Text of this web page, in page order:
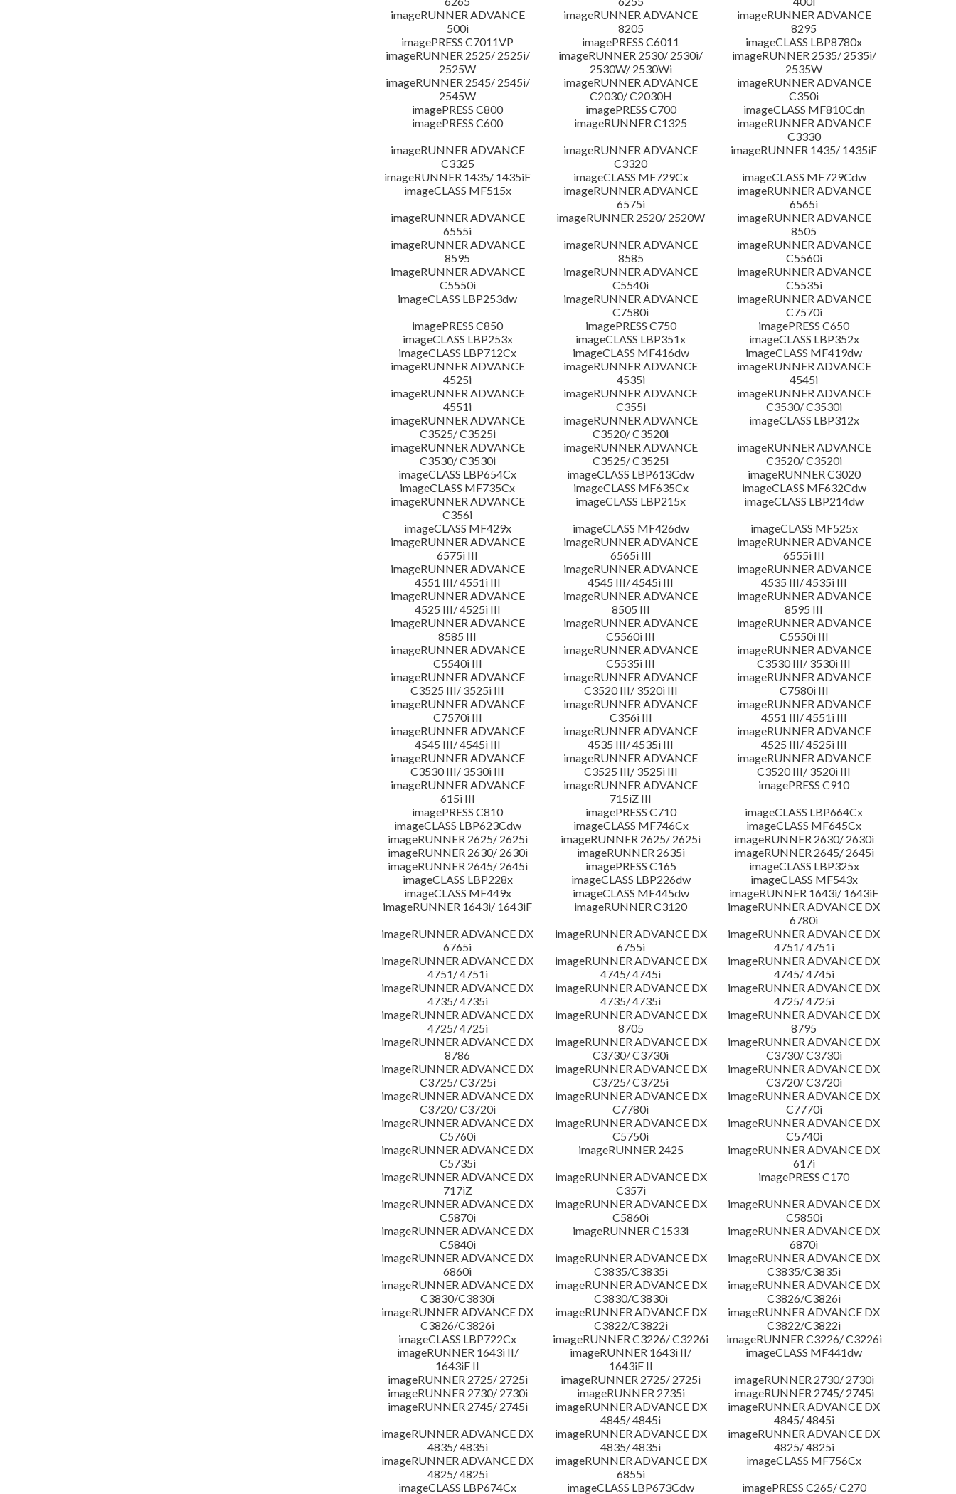
imageRUNNER ADVANCE
500i
imageRUNNER ADVANCE
8205
imageRUNNER ADVANCE
8295
imagePRESS C7011VP
imagePRESS C6011
imageCLASS LBP8780x
imageRUNNER 2525/ 2525i/
2525W
imageRUNNER 2530/ 2530i/
2530W/ 2530Wi
imageRUNNER 2535/ 2535i/
2535W
imageRUNNER 2545/ 2545i/
2545W
imageRUNNER ADVANCE
C2030/ C2030H
imageRUNNER ADVANCE
C350i
imagePRESS C800
imagePRESS C700
imageCLASS MF810Cdn
imagePRESS C600
imageRUNNER C1325
imageRUNNER ADVANCE
C3330
imageRUNNER ADVANCE
C3325
imageRUNNER ADVANCE
C3320
imageRUNNER 1435/ 1435iF
imageRUNNER 1435/ 1435iF
imageCLASS MF729Cx
imageCLASS MF729Cdw
imageCLASS MF515x
imageRUNNER ADVANCE
6575i
imageRUNNER ADVANCE
6565i
imageRUNNER ADVANCE
6555i
imageRUNNER 2520/ 2520W
imageRUNNER ADVANCE
8505
imageRUNNER ADVANCE
8595
imageRUNNER ADVANCE
8585
imageRUNNER ADVANCE
C5560i
imageRUNNER ADVANCE
C5550i
imageRUNNER ADVANCE
C5540i
imageRUNNER ADVANCE
C5535i
imageCLASS LBP253dw
imageRUNNER ADVANCE
C7580i
imageRUNNER ADVANCE
C7570i
imagePRESS C850
imagePRESS C750
imagePRESS C650
imageCLASS LBP253x
imageCLASS LBP351x
imageCLASS LBP352x
imageCLASS LBP712Cx
imageCLASS MF416dw
imageCLASS MF419dw
imageRUNNER ADVANCE
4525i
imageRUNNER ADVANCE
4535i
imageRUNNER ADVANCE
4545i
imageRUNNER ADVANCE
4551i
imageRUNNER ADVANCE
C355i
imageRUNNER ADVANCE
C3530/ C3530i
imageRUNNER ADVANCE
C3525/ C3525i
imageRUNNER ADVANCE
C3520/ C3520i
imageCLASS LBP312x
imageRUNNER ADVANCE
C3530/ C3530i
imageRUNNER ADVANCE
C3525/ C3525i
imageRUNNER ADVANCE
C3520/ C3520i
imageCLASS LBP654Cx
imageCLASS LBP613Cdw
imageRUNNER C3020
imageCLASS MF735Cx
imageCLASS MF635Cx
imageCLASS MF632Cdw
imageRUNNER ADVANCE
C356i
imageCLASS LBP215x
imageCLASS LBP214dw
imageCLASS MF429x
imageCLASS MF426dw
imageCLASS MF525x
imageRUNNER ADVANCE
6575i III
imageRUNNER ADVANCE
6565i III
imageRUNNER ADVANCE
6555i III
imageRUNNER ADVANCE
4551 III/ 4551i III
imageRUNNER ADVANCE
4545 III/ 4545i III
imageRUNNER ADVANCE
4535 III/ 4535i III
imageRUNNER ADVANCE
4525 III/ 4525i III
imageRUNNER ADVANCE
8505 III
imageRUNNER ADVANCE
8595 III
imageRUNNER ADVANCE
8585 III
imageRUNNER ADVANCE
C5560i III
imageRUNNER ADVANCE
C5550i III
imageRUNNER ADVANCE
C5540i III
imageRUNNER ADVANCE
C5535i III
imageRUNNER ADVANCE
C3530 III/ 3530i III
imageRUNNER ADVANCE
C3525 III/ 3525i III
imageRUNNER ADVANCE
C3520 III/ 3520i III
imageRUNNER ADVANCE
C7580i III
imageRUNNER ADVANCE
C7570i III
imageRUNNER ADVANCE
C356i III
imageRUNNER ADVANCE
4551 III/ 4551i III
imageRUNNER ADVANCE
4545 III/ 4545i III
imageRUNNER ADVANCE
4535 III/ 4535i III
imageRUNNER ADVANCE
4525 III/ 4525i III
imageRUNNER ADVANCE
C3530 III/ 3530i III
imageRUNNER ADVANCE
C3525 III/ 3525i III
imageRUNNER ADVANCE
C3520 III/ 3520i III
imageRUNNER ADVANCE
615i III
imageRUNNER ADVANCE
715iZ III
imagePRESS C910
imagePRESS C810
imagePRESS C710
imageCLASS LBP664Cx
imageCLASS LBP623Cdw
imageCLASS MF746Cx
imageCLASS MF645Cx
imageRUNNER 2625/ 2625i
imageRUNNER 2625/ 2625i
imageRUNNER 2630/ 2630i
imageRUNNER 2630/ 2630i
imageRUNNER 2635i
imageRUNNER 2645/ 2645i
imageRUNNER 2645/ 2645i
imagePRESS C165
imageCLASS LBP325x
imageCLASS LBP228x
imageCLASS LBP226dw
imageCLASS MF543x
imageCLASS MF449x
imageCLASS MF445dw
imageRUNNER 1643i/ 1643iF
imageRUNNER 1643i/ 1643iF
imageRUNNER C3120
imageRUNNER ADVANCE DX
6780i
imageRUNNER ADVANCE DX
6765i
imageRUNNER ADVANCE DX
6755i
imageRUNNER ADVANCE DX
4751/ 4751i
imageRUNNER ADVANCE DX
4751/ 4751i
imageRUNNER ADVANCE DX
4745/ 4745i
imageRUNNER ADVANCE DX
4745/ 4745i
imageRUNNER ADVANCE DX
4735/ 4735i
imageRUNNER ADVANCE DX
4735/ 4735i
imageRUNNER ADVANCE DX
4725/ 4725i
imageRUNNER ADVANCE DX
4725/ 4725i
imageRUNNER ADVANCE DX
8705
imageRUNNER ADVANCE DX
8795
imageRUNNER ADVANCE DX
8786
imageRUNNER ADVANCE DX
C3730/ C3730i
imageRUNNER ADVANCE DX
C3730/ C3730i
imageRUNNER ADVANCE DX
C3725/ C3725i
imageRUNNER ADVANCE DX
C3725/ C3725i
imageRUNNER ADVANCE DX
C3720/ C3720i
imageRUNNER ADVANCE DX
C3720/ C3720i
imageRUNNER ADVANCE DX
C7780i
imageRUNNER ADVANCE DX
C7770i
imageRUNNER ADVANCE DX
C5760i
imageRUNNER ADVANCE DX
C5750i
imageRUNNER ADVANCE DX
C5740i
imageRUNNER ADVANCE DX
C5735i
imageRUNNER 2425
imageRUNNER ADVANCE DX
617i
imageRUNNER ADVANCE DX
717iZ
imageRUNNER ADVANCE DX
C357i
imagePRESS C170
imageRUNNER ADVANCE DX
C5870i
imageRUNNER ADVANCE DX
C5860i
imageRUNNER ADVANCE DX
C5850i
imageRUNNER ADVANCE DX
C5840i
imageRUNNER C1533i
imageRUNNER ADVANCE DX
6870i
imageRUNNER ADVANCE DX
6860i
imageRUNNER ADVANCE DX
C3835/C3835i
imageRUNNER ADVANCE DX
C3835/C3835i
imageRUNNER ADVANCE DX
C3830/C3830i
imageRUNNER ADVANCE DX
C3830/C3830i
imageRUNNER ADVANCE DX
C3826/C3826i
imageRUNNER ADVANCE DX
C3826/C3826i
imageRUNNER ADVANCE DX
C3822/C3822i
imageRUNNER ADVANCE DX
C3822/C3822i
imageCLASS LBP722Cx
imageRUNNER C3226/ C3226i
imageRUNNER C3226/ C3226i
imageRUNNER 1643i II/
1643iF II
imageRUNNER 1643i II/
1643iF II
imageCLASS MF441dw
imageRUNNER 2725/ 2725i
imageRUNNER 2725/ 2725i
imageRUNNER 2730/ 2730i
imageRUNNER 2730/ 2730i
imageRUNNER 2735i
imageRUNNER 2745/ 2745i
imageRUNNER 2745/ 2745i
imageRUNNER ADVANCE DX
4845/ 4845i
imageRUNNER ADVANCE DX
4845/ 4845i
imageRUNNER ADVANCE DX
4835/ 4835i
imageRUNNER ADVANCE DX
4835/ 4835i
imageRUNNER ADVANCE DX
4825/ 4825i
imageRUNNER ADVANCE DX
4825/ 4825i
imageRUNNER ADVANCE DX
6855i
imageCLASS MF756Cx
imageCLASS LBP674Cx
imageCLASS LBP673Cdw imagePRESS C265/ C270